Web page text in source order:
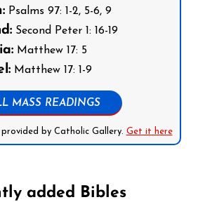
Psalms 97: 1-2, 5-6, 9
Second Peter 1: 16-19
Matthew 17: 5
Matthew 17: 1-9
MASS READINGS
by Catholic Gallery. Get it here
added Bibles